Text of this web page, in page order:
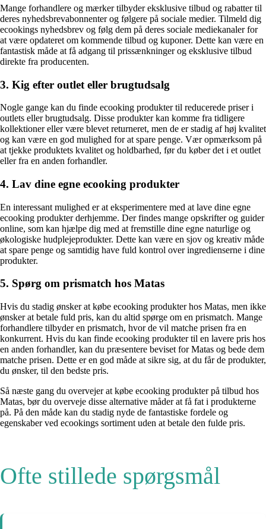
Mange forhandlere og mærker tilbyder eksklusive tilbud og rabatter til
deres nyhedsbrevabonnenter og følgere på sociale medier. Tilmeld dig
ecookings nyhedsbrev og følg dem på deres sociale mediekanaler for
at være opdateret om kommende tilbud og kuponer. Dette kan være en
fantastisk måde at få adgang til prissænkninger og eksklusive tilbud
direkte fra producenten.
3. Kig efter outlet eller brugtudsalg
Nogle gange kan du finde ecooking produkter til reducerede priser i
outlets eller brugtudsalg. Disse produkter kan komme fra tidligere
kollektioner eller være blevet returneret, men de er stadig af høj kvalitet
og kan være en god mulighed for at spare penge. Vær opmærksom på
at tjekke produktets kvalitet og holdbarhed, før du køber det i et outlet
eller fra en anden forhandler.
4. Lav dine egne ecooking produkter
En interessant mulighed er at eksperimentere med at lave dine egne
ecooking produkter derhjemme. Der findes mange opskrifter og guider
online, som kan hjælpe dig med at fremstille dine egne naturlige og
økologiske hudplejeprodukter. Dette kan være en sjov og kreativ måde
at spare penge og samtidig have fuld kontrol over ingredienserne i dine
produkter.
5. Spørg om prismatch hos Matas
Hvis du stadig ønsker at købe ecooking produkter hos Matas, men ikke
ønsker at betale fuld pris, kan du altid spørge om en prismatch. Mange
forhandlere tilbyder en prismatch, hvor de vil matche prisen fra en
konkurrent. Hvis du kan finde ecooking produkter til en lavere pris hos
en anden forhandler, kan du præsentere beviset for Matas og bede dem
matche prisen. Dette er en god måde at sikre sig, at du får de produkter,
du ønsker, til den bedste pris.
Så næste gang du overvejer at købe ecooking produkter på tilbud hos
Matas, bør du overveje disse alternative måder at få fat i produkterne
på. På den måde kan du stadig nyde de fantastiske fordele og
egenskaber ved ecookings sortiment uden at betale den fulde pris.
Ofte stillede spørgsmål